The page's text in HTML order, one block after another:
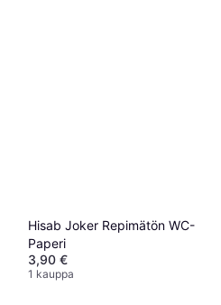
Hisab Joker Repimätön WC-
Paperi
3,90 €
1 kauppa